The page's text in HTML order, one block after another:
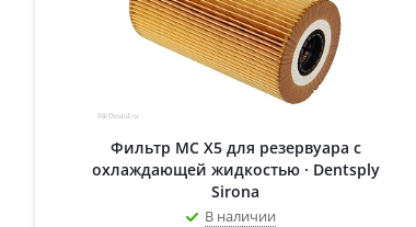
Фильтр МС Х5 для резервуара с
охлаждающей жидкостью · Dentsply
Sirona
В наличии